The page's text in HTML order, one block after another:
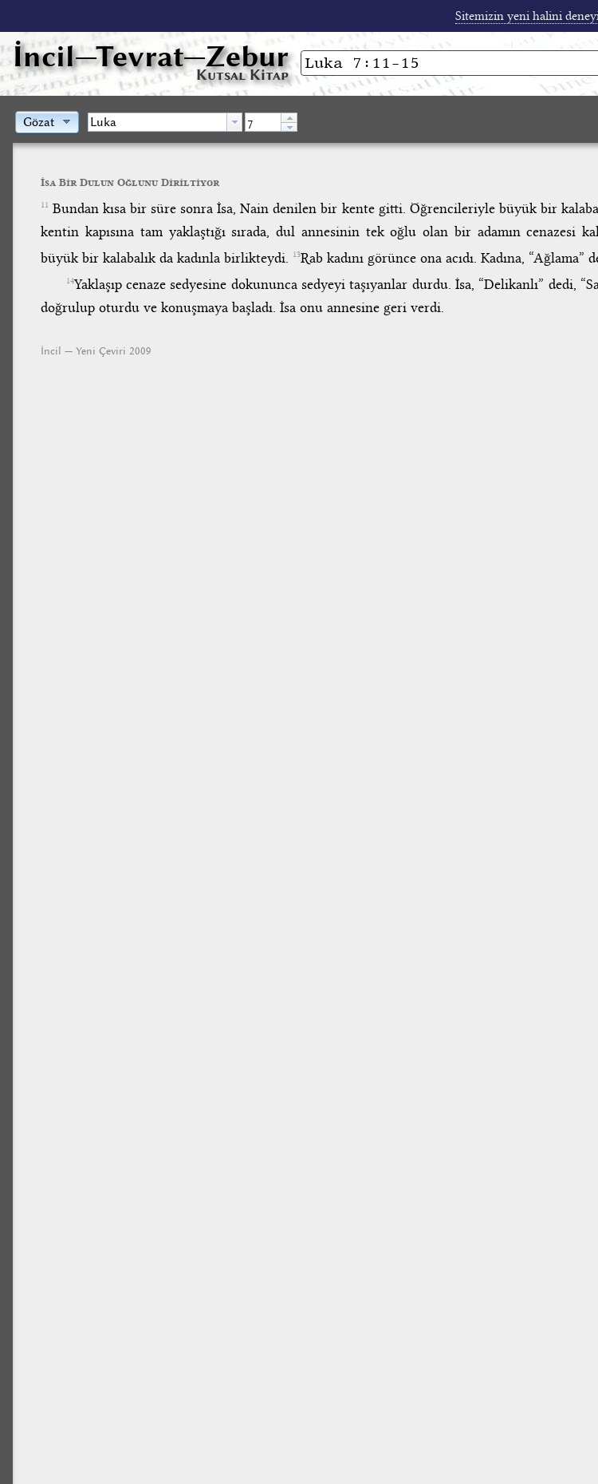
Sitemizin yeni halini
İncil—Tevrat—Zebur
Kutsal Kitap
Gözat
İsa Bir Dulun Oğlunu Diriltiyor
11 Bundan kısa bir süre sonra İsa, Nain denilen bir kente gitti. Öğrencileriyle büyük bir
kentin kapısına tam yaklaştığı sırada, dul annesinin tek oğlu olan bir adamın cenazesi
büyük bir kalabalık da kadınla birlikteydi.
13Rab kadını görünce ona acıdı. Kadına, “Ağlama”
14Yaklaşıp cenaze sedyesine dokununca sedyeyi taşıyanlar durdu. İsa, “Delikanlı” dedi,
doğrulup oturdu ve konuşmaya başladı. İsa onu annesine geri verdi.
İncil — Yeni Çeviri 2009